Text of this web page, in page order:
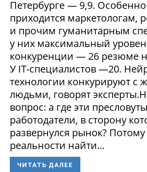
Петербурге — 9,9.
приходится маркетологам,
и прочим гуманитарным
у них максимальный
конкуренции — 26 резюме
У IT-специалистов —20.
технологии конкурируют с
людьми, говорят
вопрос: а где эти
работодатели, в сторону
развернулся рынок? Потому
реальности найти...
ЧИТАТЬ ДАЛЕЕ